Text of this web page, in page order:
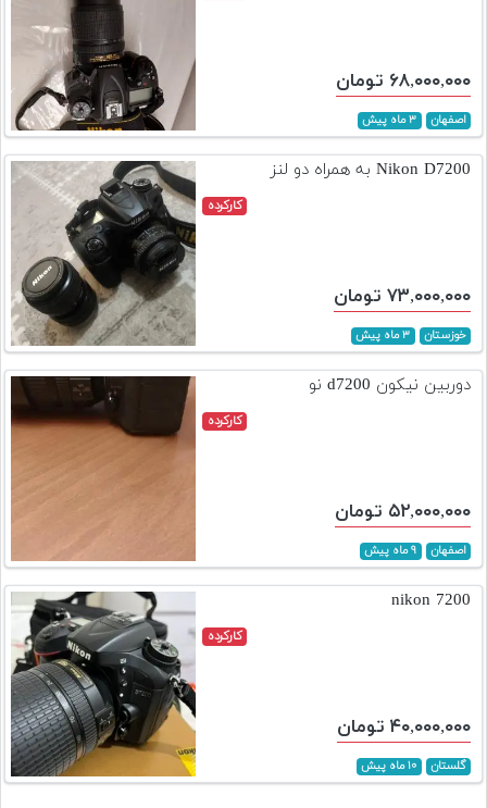
۶۸,۰۰۰,۰۰۰ تومان
اصفهان ۳ ماه پیش
Nikon D7200 به همراه دو لنز
کارکرده
۷۳,۰۰۰,۰۰۰ تومان
خوزستان ۳ ماه پیش
دوربین نیکون d7200 نو
کارکرده
۵۲,۰۰۰,۰۰۰ تومان
اصفهان ۹ ماه پیش
7200 nikon
کارکرده
۴۰,۰۰۰,۰۰۰ تومان
گلستان ۱۰ ماه پیش